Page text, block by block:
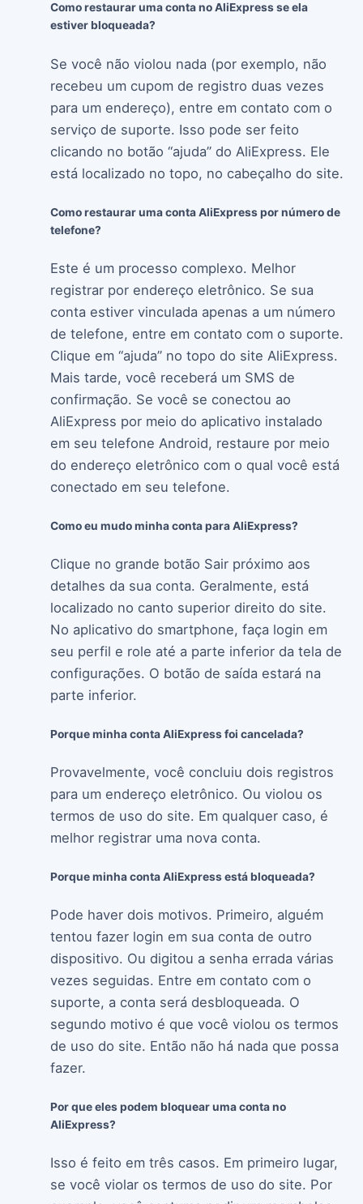
Como restaurar uma conta no AliExpress se ela
estiver bloqueada?
Se você não violou nada (por exemplo, não
recebeu um cupom de registro duas vezes
para um endereço), entre em contato com o
serviço de suporte. Isso pode ser feito
clicando no botão “ajuda” do AliExpress. Ele
está localizado no topo, no cabeçalho do site.
Como restaurar uma conta AliExpress por número de
telefone?
Este é um processo complexo. Melhor
registrar por endereço eletrônico. Se sua
conta estiver vinculada apenas a um número
de telefone, entre em contato com o suporte.
Clique em “ajuda” no topo do site AliExpress.
Mais tarde, você receberá um SMS de
confirmação. Se você se conectou ao
AliExpress por meio do aplicativo instalado
em seu telefone Android, restaure por meio
do endereço eletrônico com o qual você está
conectado em seu telefone.
Como eu mudo minha conta para AliExpress?
Clique no grande botão Sair próximo aos
detalhes da sua conta. Geralmente, está
localizado no canto superior direito do site.
No aplicativo do smartphone, faça login em
seu perfil e role até a parte inferior da tela de
configurações. O botão de saída estará na
parte inferior.
Porque minha conta AliExpress foi cancelada?
Provavelmente, você concluiu dois registros
para um endereço eletrônico. Ou violou os
termos de uso do site. Em qualquer caso, é
melhor registrar uma nova conta.
Porque minha conta AliExpress está bloqueada?
Pode haver dois motivos. Primeiro, alguém
tentou fazer login em sua conta de outro
dispositivo. Ou digitou a senha errada várias
vezes seguidas. Entre em contato com o
suporte, a conta será desbloqueada. O
segundo motivo é que você violou os termos
de uso do site. Então não há nada que possa
fazer.
Por que eles podem bloquear uma conta no
AliExpress?
Isso é feito em três casos. Em primeiro lugar,
se você violar os termos de uso do site. Por